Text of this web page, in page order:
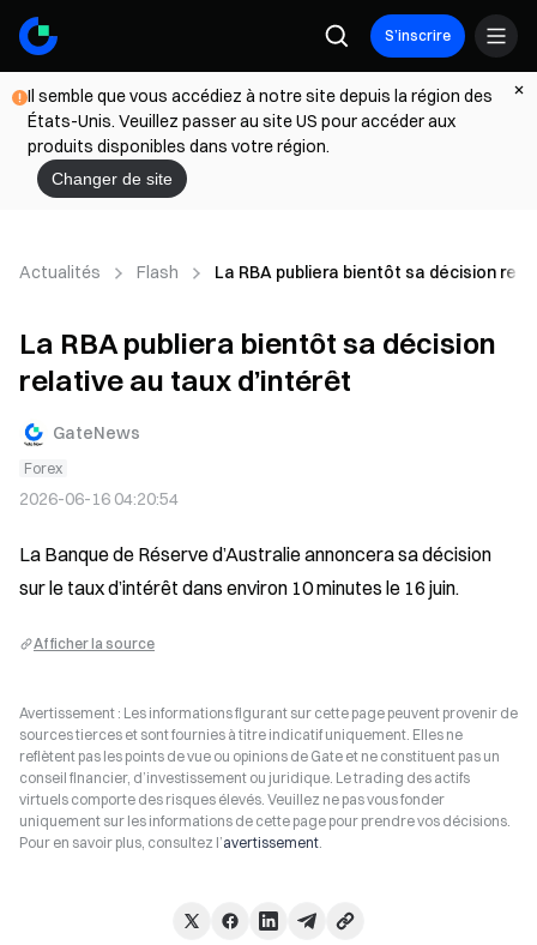
S’inscrire
Il semble que vous accédiez à notre site depuis la région des
États-Unis. Veuillez passer au site US pour accéder aux
produits disponibles dans votre région.
Changer de site
Actualités Flash La RBA publiera bientôt sa décision
La RBA publiera bientôt sa décision
relative au taux d’intérêt
GateNews
Forex
2026-06-16 04:20:54
La Banque de Réserve d’Australie annoncera sa décision
sur le taux d’intérêt dans environ 10 minutes le 16 juin.
Afficher la source
Avertissement : Les informations figurant sur cette page peuvent provenir de
sources tierces et sont fournies à titre indicatif uniquement. Elles ne
reflètent pas les points de vue ou opinions de Gate et ne constituent pas un
conseil financier, d’investissement ou juridique. Le trading des actifs
virtuels comporte des risques élevés. Veuillez ne pas vous fonder
uniquement sur les informations de cette page pour prendre vos décisions.
Pour en savoir plus, consultez l’avertissement.